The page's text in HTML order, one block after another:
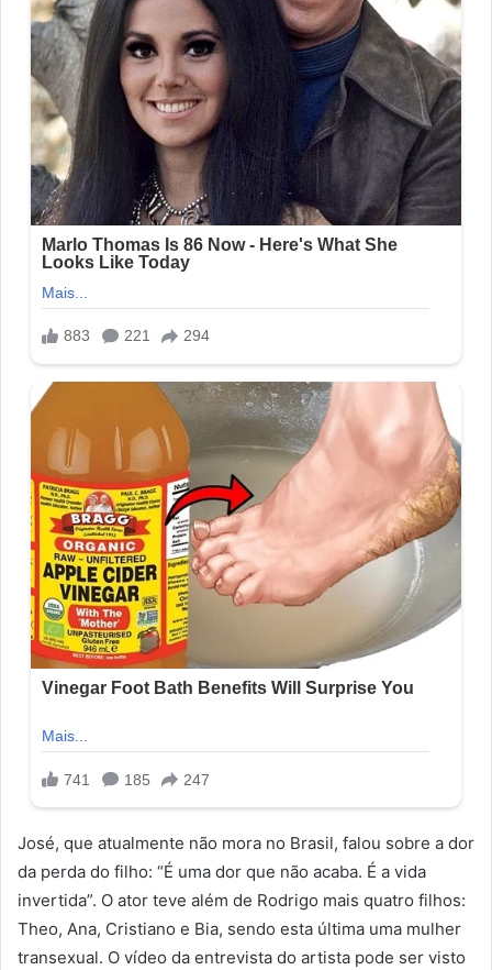
José, que atualmente não mora no Brasil, falou sobre a dor
da perda do filho: “É uma dor que não acaba. É a vida
invertida”. O ator teve além de Rodrigo mais quatro filhos:
Theo, Ana, Cristiano e Bia, sendo esta última uma mulher
transexual. O vídeo da entrevista do artista pode ser visto